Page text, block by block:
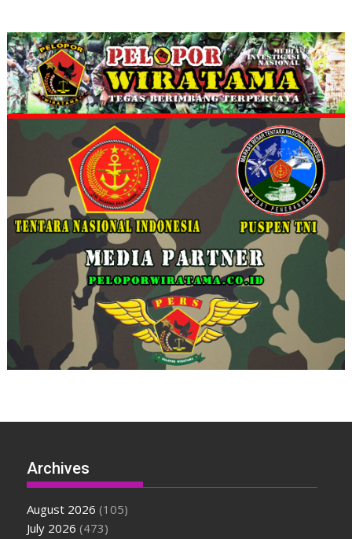
Archives
August 2026 (105)
July 2026 (473)